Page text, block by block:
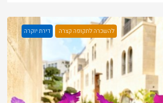
להשכרה לתקופה קצרה דירת יוקרה